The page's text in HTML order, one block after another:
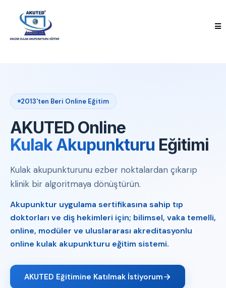
2013'ten Beri Online Eğitim
AKUTED Online
Kulak Akupunkturu Eğitimi
Kulak akupunkturunu ezber noktalardan çıkarıp
klinik bir algoritmaya dönüştürün.
Akupunktur uygulama sertifikasına sahip tıp
doktorları ve diş hekimleri için; bilimsel, vaka temelli,
online, modüler ve uluslararası akreditasyonlu
online kulak akupunkturu eğitim sistemi.
AKUTED Eğitimine Katılmak İstiyorum